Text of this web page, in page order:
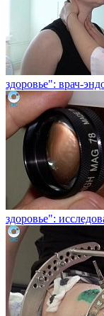
здоровье": врач-
здоровье":